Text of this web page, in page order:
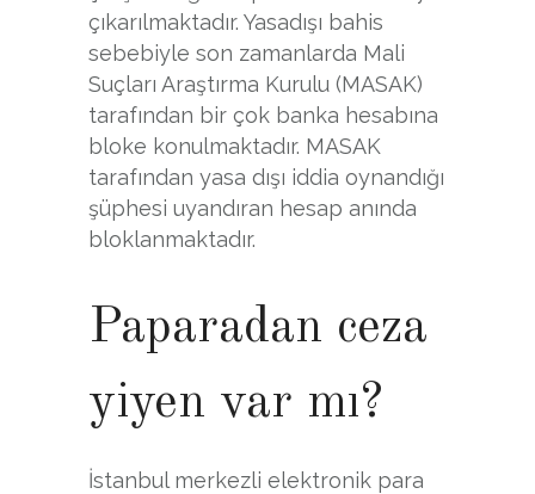
çıkarılmaktadır. Yasadışı bahis
sebebiyle son zamanlarda Mali
Suçları Araştırma Kurulu (MASAK)
tarafından bir çok banka hesabına
bloke konulmaktadır. MASAK
tarafından yasa dışı iddia oynandığı
şüphesi uyandıran hesap anında
bloklanmaktadır.
Paparadan ceza
yiyen var mı?
İstanbul merkezli elektronik para